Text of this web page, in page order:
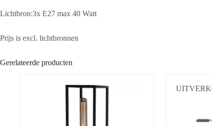
Lichtbron:3x E27 max 40 Watt
Prijs is excl. lichtbronnen
Gerelateerde producten